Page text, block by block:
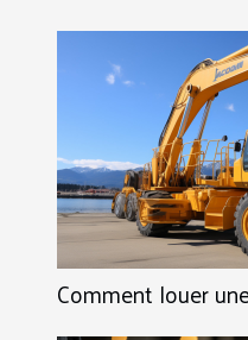
Comment louer